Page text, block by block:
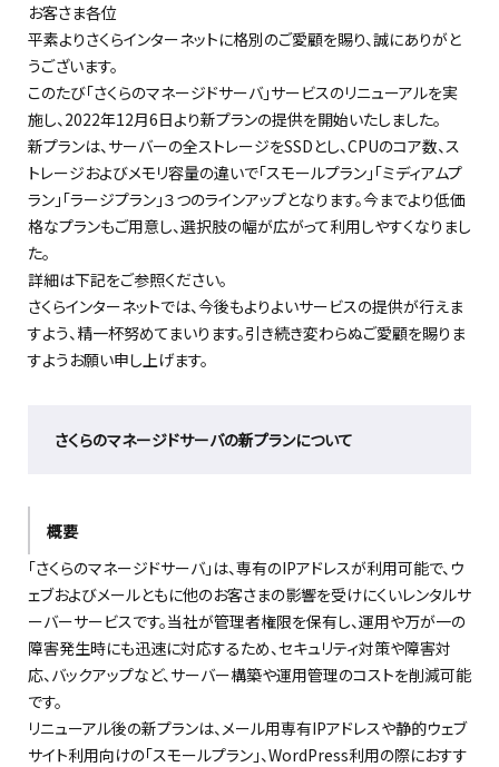
お客さま各位
平素よりさくらインターネットに格別のご愛顧を賜り、誠にありがと
うございます。
このたび「さくらのマネージドサーバ」サービスのリニューアルを実
施し、2022年12月6日より新プランの提供を開始いたしました。
新プランは、サーバーの全ストレージをSSDとし、CPUのコア数、ス
トレージおよびメモリ容量の違いで「スモールプラン」「ミディアムプ
ラン」「ラージプラン」３つのラインアップとなります。今までより低価
格なプランもご用意し、選択肢の幅が広がって利用しやすくなり まし
た。
詳細は下記をご参照ください。
さくらインターネットでは、今後もよりよいサービスの提供が行えま
すよう、精一杯努めてまいります。引き続き変わらぬご愛顧を賜りま
すようお願い申し上げます。
さくらのマネージドサーバの新プランについて
概要
「さくらのマネージドサーバ」 は、専有のIPアドレスが利用可能で、ウ
ェブおよびメールともに他のお客さまの影響を受けにくいレンタルサ
ーバーサービスです。当社が管理者権限を保有し、運用や万が一の
障害発生時にも迅速に対応するため、セキュリティ対策や障害対
応、バックアップなど、サーバー構築や運用管理のコストを削減可能
です。
リニューアル後の新プランは、メール用専有IPアドレスや静的ウェブ
サイト利用向けの「スモールプラン」、WordPress利用の際におすす